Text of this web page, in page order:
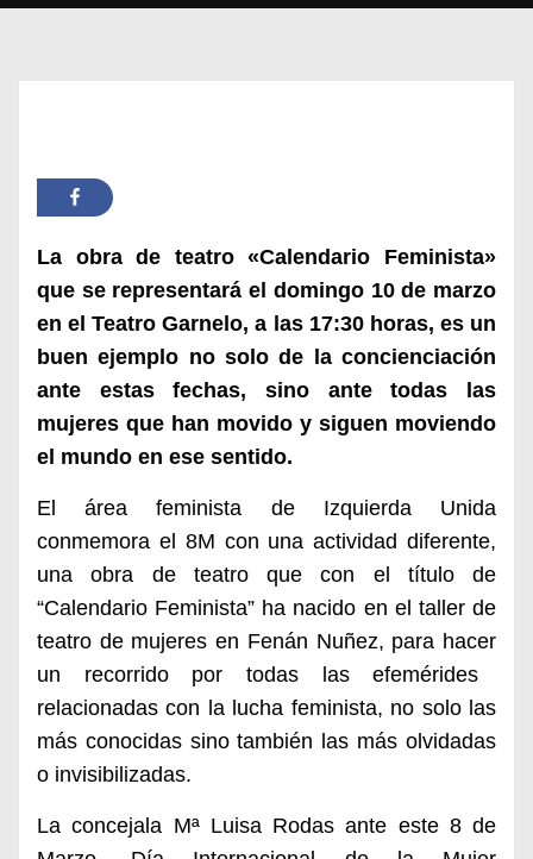
La obra de teatro «Calendario Feminista»
que se representará el domingo 10 de marzo
en el Teatro Garnelo, a las 17:30 horas, es un
buen ejemplo no solo de la concienciación
ante estas fechas, sino ante todas las
mujeres que han movido y siguen moviendo
el mundo en ese sentido.
El áreafeminista de Izquierda Unida
conmemora el 8M con una actividad diferente,
una obra de teatro que con el título de
“Calendario Feminista” ha nacido en el taller de
teatro de mujeres en Fenán Nuñez, para hacer
un recorrido por todas las efemérides
relacionadas con la lucha feminista, no solo las
más conocidas sino también las más o lvidadas
o invisibilizadas.
La concejala Mª Luisa Rodas ante este 8 de